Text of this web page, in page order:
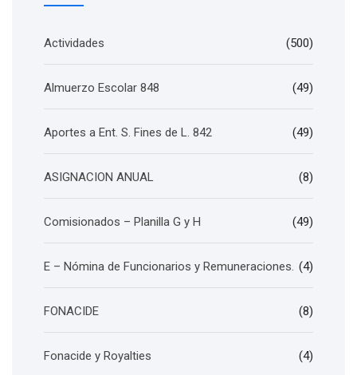
Actividades (500)
Almuerzo Escolar 848 (49)
Aportes a Ent. S. Fines de L. 842 (49)
ASIGNACION ANUAL (8)
Comisionados – Planilla G y H (49)
E – Nómina de Funcionarios y Remuneraciones. (4)
FONACIDE (8)
Fonacide y Royalties (4)